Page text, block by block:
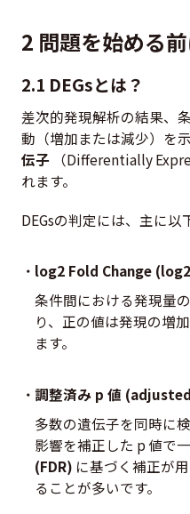
2 問題を始める
2.1 DEGsとは？
差次的発現解析の結果、
動（増加または減少）を
伝子（Differentially
れます。
DEGsの判定には、主に以
log2 Fold Change
条件間における発現量
り、正の値は発現の増
ます。
調整済み p 値
多数の遺伝子を同時に
影響を補正した p 値で
(FDR) に基づく補正が
ることが多いです。